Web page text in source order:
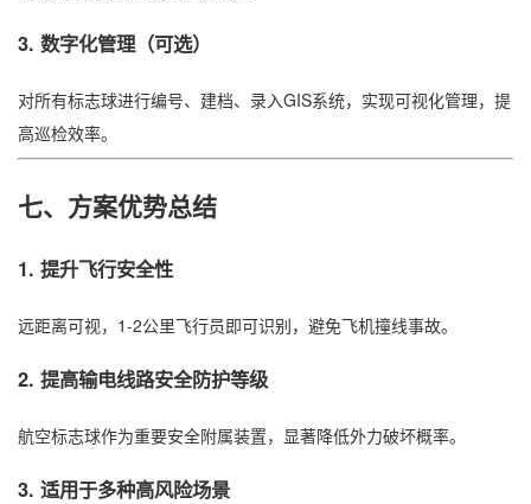
3. 数字化管理（可选）
对所有标志球进行编号、建档、录入GIS系统，实现可视化管理，提
高巡检效率。
七、方案优势总结
1. 提升飞行安全性
远距离可视，1-2公里飞行员即可识别，避免飞机撞线事故。
2. 提高输电线路安全防护等级
航空标志球作为重要安全附属装置，显著降低外力破坏概率。
3. 适用于多种高风险场景